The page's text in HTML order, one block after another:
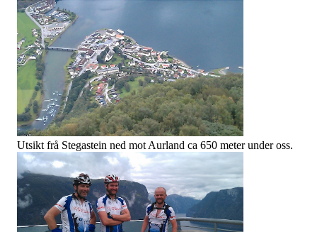
Utsikt frå Stegastein ned mot Aurland ca 650 meter under oss.